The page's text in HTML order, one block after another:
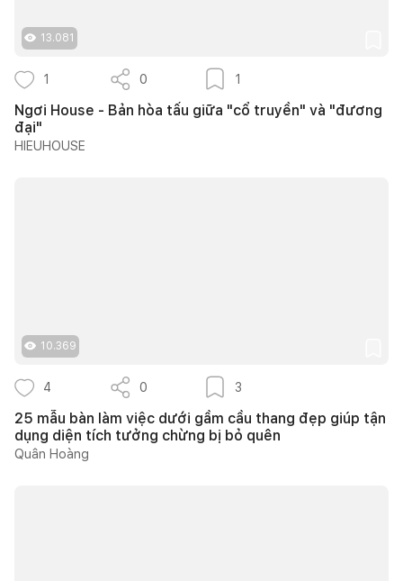
13.081
1 0 1
Ngơi House - Bản hòa tấu giữa "cổ truyền" và "đương
đại"
HIEUHOUSE
10.369
4 0 3
25 mẫu bàn làm việc dưới gầm cầu thang đẹp giúp tận
dụng diện tích tưởng chừng bị bỏ quên
Quân Hoàng